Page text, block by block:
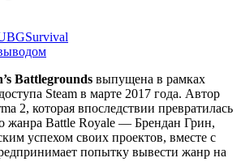
Survival
Battlegrounds выпущена в рамках
Steam в марте 2017 года. Автор
2, которая впоследствии превратилась
жанра Battle Royale — Брендан Грин,
успехом своих проектов, вместе с
попытку вывести жанр на